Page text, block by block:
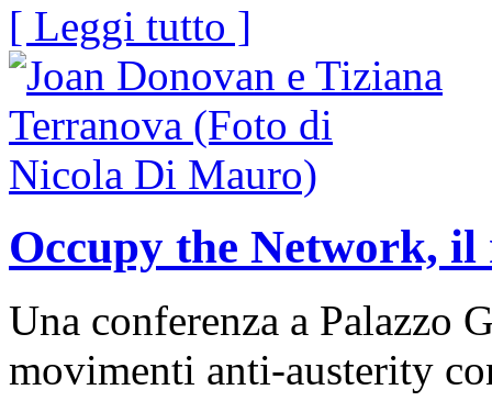
[ Leggi tutto ]
Occupy the Network, il
Una conferenza a Palazzo
movimenti anti-austerity